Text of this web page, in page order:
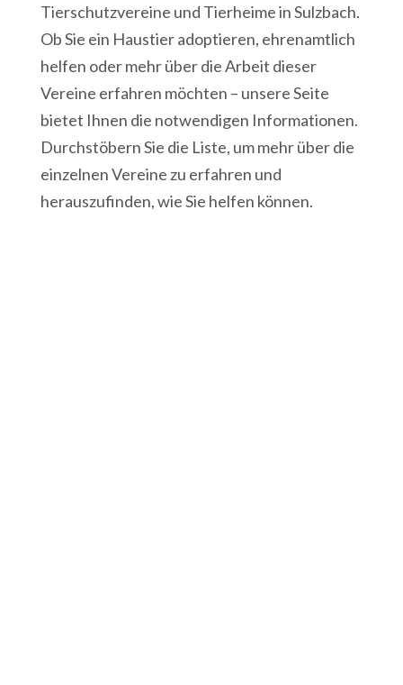
Tierschutzvereine und Tierheime in Sulzbach.
Ob Sie ein Haustier adoptieren, ehrenamtlich
helfen oder mehr über die Arbeit dieser
Vereine erfahren möchten – unsere Seite
bietet Ihnen die notwendigen Informationen.
Durchstöbern Sie die Liste, um mehr über die
einzelnen Vereine zu erfahren und
herauszufinden, wie Sie helfen können.